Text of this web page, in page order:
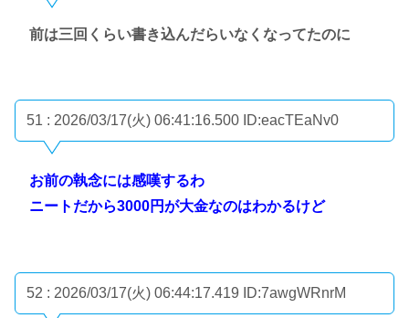
前は三回くらい書き込んだらいなくなってたのに
51 : 2026/03/17(火) 06:41:16.500 ID:eacTEaNv0
お前の執念には感嘆するわ
ニートだから3000円が大金なのはわかるけど
52 : 2026/03/17(火) 06:44:17.419 ID:7awgWRnrM